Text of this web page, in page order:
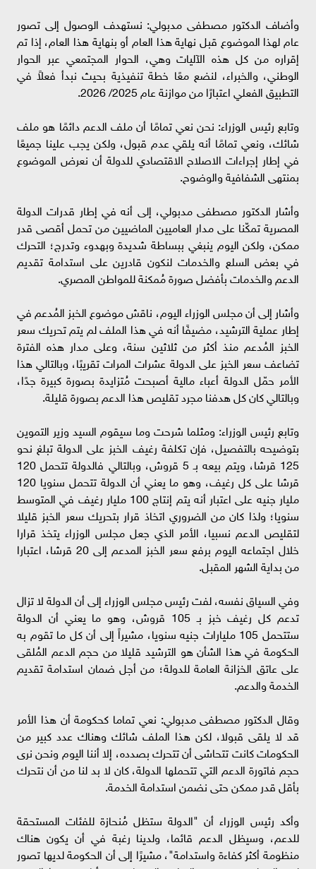
وأضاف الدكتور مصطفى مدبولي: نستهدف الوصول إلى تصور
عام لهذا الموضوع قبل نهاية هذا العام أو بنهاية هذا العام، إذا تم
إقراره من كل هذه الآليات وهي، الحوار المجتمعي عبر الحوار
الوطني، والخبراء، لنضع معًا خطة تنفيذية بحيث نبدأ فعلاً في
التطبيق الفعلي اعتبارًا من موازنة عام 2025/ 2026.
وتابع رئيس الوزراء: نحن نعي تمامًا أن ملف الدعم دائمًا هو ملف
شائك، ونعي تمامًا أنه يلقي عدم قبول، ولكن يجب علينا جميعًا
في إطار إجراءات الاصلاح الاقتصادي للدولة أن نعرض الموضوع
بمنتهى الشفافية والوضوح.
وأشار الدكتور مصطفى مدبولي، إلى أنه في إطار قدرات الدولة
المصرية تمكّنا على مدار العاميين الماضيين من تحمل أقصى قدر
ممكن، ولكن اليوم ينبغي ببساطة شديدة وبهدوء وتدرج؛ التحرك
في بعض السلع والخدمات لنكون قادرين على استدامة تقديم
الدعم والخدمات بأفضل صورة مُمكنة للمواطن المصري.
وأشار إلى أن مجلس الوزراء اليوم، ناقش موضوع الخبز المُدعم في
إطار عملية الترشيد، مضيفًا أنه في هذا الملف لم يتم تحريك سعر
الخبز المُدعم منذ أكثر من ثلاثين سنة، وعلى مدار هذه الفترة
تضاعف سعر الخبز على الدولة عشرات المرات تقريبًا، وبالتالي هذا
الأمر حمّل الدولة أعباء مالية أصبحت مُتزايدة بصورة كبيرة جدًا،
وبالتالي كان كل هدفنا مجرد تقليص هذا الدعم بصورة قليلة.
وتابع رئيس الوزراء: ومثلما شرحت وما سيقوم السيد وزير التموين
بتوضيحه بالتفصيل، فإن تكلفة رغيف الخبز على الدولة تبلغ نحو
125 قرشا، ويتم بيعه بـ 5 قروش، وبالتالي فالدولة تتحمل 120
قرشا على كل رغيف، وهو ما يعني أن الدولة تتحمل سنويا 120
مليار جنيه على اعتبار أنه يتم إنتاج 100 مليار رغيف في المتوسط
سنويا؛ ولذا كان من الضروري اتخاذ قرار بتحريك سعر الخبز قليلا
لتقليص الدعم نسبيا، الأمر الذي جعل مجلس الوزراء يتخذ قرارا
خلال اجتماعه اليوم برفع سعر الخبز المدعم إلى 20 قرشا، اعتبارا
من بداية الشهر المقبل.
وفي السياق نفسه، لفت رئيس مجلس الوزراء إلى أن الدولة لا تزال
تدعم كل رغيف خبز بـ 105 قروش، وهو ما يعني أن الدولة
ستتحمل 105 مليارات جنيه سنويا، مشيراً إلى أن كل ما تقوم به
الحكومة في هذا الشأن هو الترشيد قليلا من حجم الدعم المُلقى
على عاتق الخزانة العامة للدولة؛ من أجل ضمان استدامة تقديم
الخدمة والدعم.
وقال الدكتور مصطفى مدبولي: نعي تماما كحكومة أن هذا الأمر
قد لا يلقى قبولا، لكن هذا الملف شائك وهناك عدد كبير من
الحكومات كانت تتحاشى أن تتحرك بصدده، إلا أننا اليوم ونحن نرى
حجم فاتورة الدعم التي تتحملها الدولة، كان لا بد لنا من أن نتحرك
بأقل قدر ممكن حتى نضمن استدامة الخدمة.
وأكد رئيس الوزراء أن "الدولة ستظل مُنحازة للفئات المستحقة
للدعم، وسيظل الدعم قائما، ولدينا رغبة في أن يكون هناك
منظومة أكثر كفاءة واستدامة"، مشيرًا إلى أن الحكومة لديها تصور